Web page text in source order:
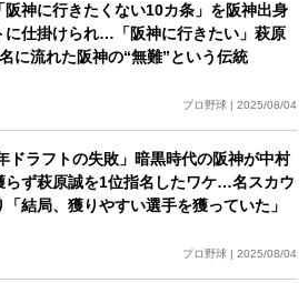
阪神に行きたくない10カ条」を阪神出身
に仕掛けられ…「阪神に行きたい」萩原
に流れた阪神の“無難”という伝統
プロ野球 | 2025/08/04
ドラフトの失敗」暗黒時代の阪神が中村
らず萩原誠を1位指名したワケ…名スカウ
「結局、獲りやすい選手を獲っていた」
プロ野球 | 2025/08/04